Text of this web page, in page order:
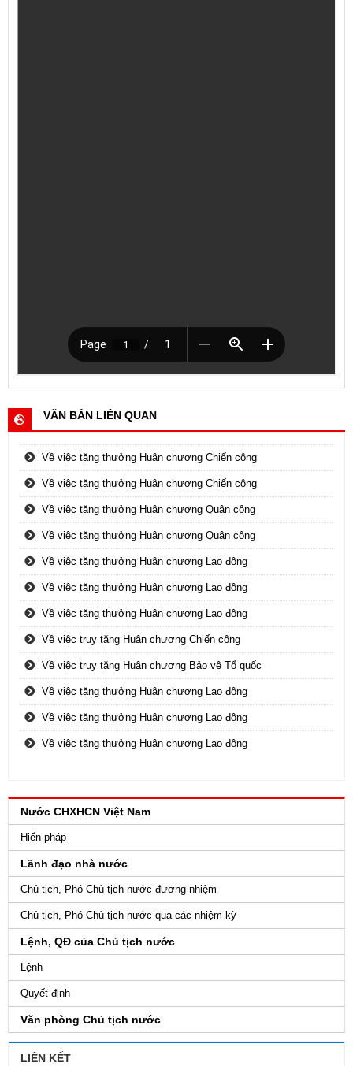
VĂN BẢN LIÊN QUAN
Về việc tặng thưởng Huân chương Chiến công
Về việc tặng thưởng Huân chương Chiến công
Về việc tặng thưởng Huân chương Quân công
Về việc tặng thưởng Huân chương Quân công
Về việc tặng thưởng Huân chương Lao động
Về việc tặng thưởng Huân chương Lao động
Về việc tặng thưởng Huân chương Lao động
Về việc truy tặng Huân chương Chiến công
Về việc truy tặng Huân chương Bảo vệ Tổ quốc
Về việc tặng thưởng Huân chương Lao động
Về việc tặng thưởng Huân chương Lao động
Về việc tặng thưởng Huân chương Lao động
Nước CHXHCN Việt Nam
Hiến pháp
Lãnh đạo nhà nước
Chủ tịch, Phó Chủ tịch nước đương nhiệm
Chủ tịch, Phó Chủ tịch nước qua các nhiệm kỳ
Lệnh, QĐ của Chủ tịch nước
Lệnh
Quyết định
Văn phòng Chủ tịch nước
LIÊN KẾT